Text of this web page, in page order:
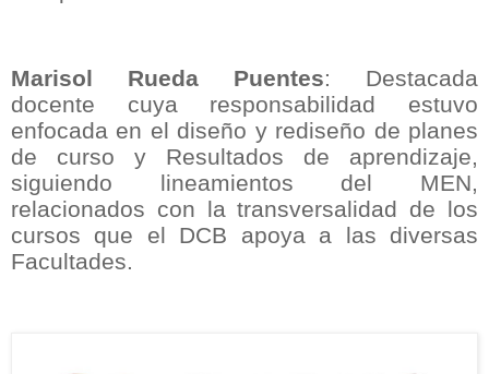
Marisol Rueda Puentes: Destacada
docente cuya responsabilidad estuvo
enfocada en el diseño y rediseño de planes
de curso y Resultados de aprendizaje,
siguiendo lineamientos del MEN,
relacionados con la transversalidad de los
cursos que el DCB apoya a las diversas
Facultades.